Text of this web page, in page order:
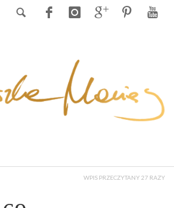
WPIS PRZECZYTANY 27 RAZY